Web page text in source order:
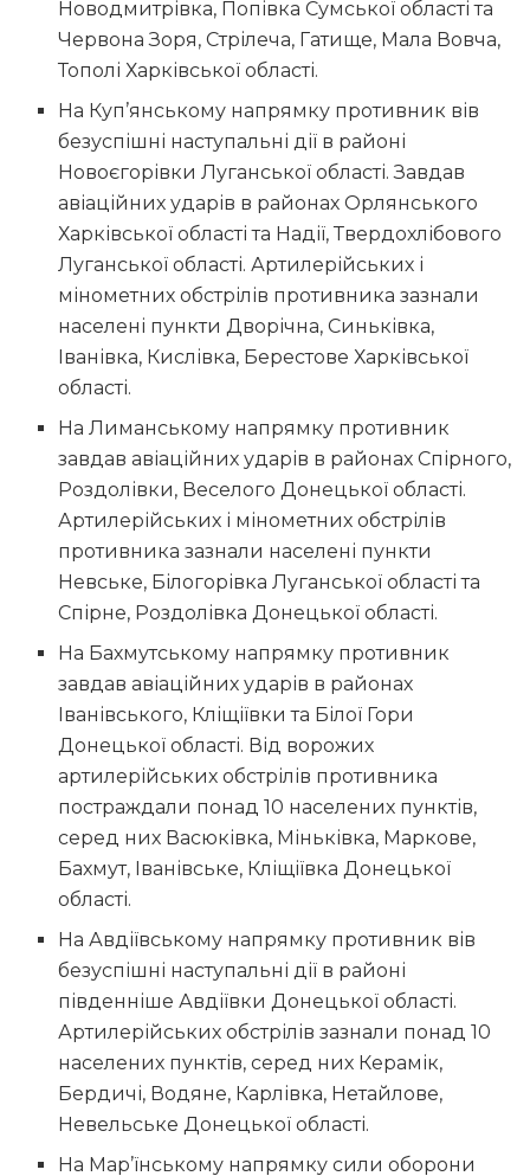
Новодмитрівка, Попівка Сумської області та
Червона Зоря, Стрілеча, Гатище, Мала Вовча,
Тополі Харківської області.
На Куп’янському напрямку противник вів
безуспішні наступальні дії в районі
Новоєгорівки Луганської області. Завдав
авіаційних ударів в районах Орлянського
Харківської області та Надії, Твердохлібового
Луганської області. Артилерійських і
мінометних обстрілів противника зазнали
населені пункти Дворічна, Синьківка,
Іванівка, Кислівка, Берестове Харківської
області.
На Лиманському напрямку противник
завдав авіаційних ударів в районах Спірного,
Роздолівки, Веселого Донецької області.
Артилерійських і мінометних обстрілів
противника зазнали населені пункти
Невське, Білогорівка Луганської області та
Спірне, Роздолівка Донецької області.
На Бахмутському напрямку противник
завдав авіаційних ударів в районах
Іванівського, Кліщіївки та Білої Гори
Донецької області. Від ворожих
артилерійських обстрілів противника
постраждали понад 10 населених пунктів,
серед них Васюківка, Міньківка, Маркове,
Бахмут, Іванівське, Кліщіївка Донецької
області.
На Авдіївському напрямку противник вів
безуспішні наступальні дії в районі
південніше Авдіївки Донецької області.
Артилерійських обстрілів зазнали понад 10
населених пунктів, серед них Керамік,
Бердичі, Водяне, Карлівка, Нетайлове,
Невельське Донецької області.
На Мар’їнському напрямку сили оборони